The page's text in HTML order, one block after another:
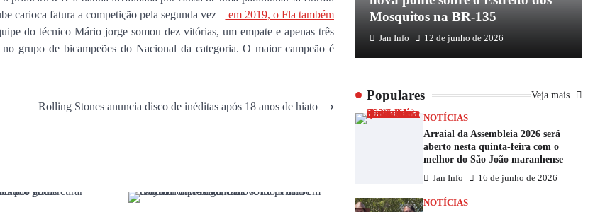
carioca fatura a competição pela segunda vez – em 2019, o Fla também
do técnico Mário jorge somou dez vitórias, um empate e apenas três
grupo de bicampeões do Nacional da categoria. O maior campeão é
Rolling Stones anuncia disco de inéditas após 18 anos de hiato⟶
encontro no Cohafuma
Jan Info 11 de junho de 2026
Mosquitos na BR-135
Jan Info 12 de junho de 2026
Populares Veja mais
NOTÍCIAS
Arraial da Assembleia 2026 será
aberto nesta quinta-feira com o
melhor do São João maranhense
Jan Info 16 de junho de 2026
NOTÍCIAS